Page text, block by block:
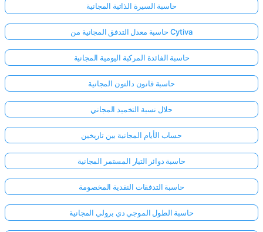
حاسبة السيرة الذاتية المجانية
حاسبة معدل التدفق المجانية من Cytiva
حاسبة الفائدة المركبة اليومية المجانية
حاسبة قانون دالتون المجانية
حلال نسبة التخميد المجاني
حساب الأيام المجانية بين تاريخين
حاسبة دوائر التيار المستمر المجانية
حاسبة التدفقات النقدية المخصومة
حاسبة الطول الموجي دي برولي المجانية